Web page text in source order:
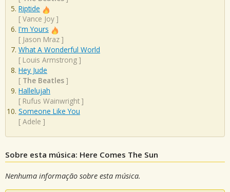
Riptide
[ Vance Joy ]
I'm Yours
[ Jason Mraz ]
What A Wonderful World
[ Louis Armstrong ]
Hey Jude
[ The Beatles ]
Hallelujah
[ Rufus Wainwright ]
Someone Like You
[ Adele ]
Sobre esta música: Here Comes The Sun
Nenhuma informação sobre esta música.